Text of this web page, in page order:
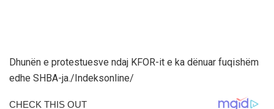
Dhunën e protestuesve ndaj KFOR-it e ka dënuar fuqishëm
edhe SHBA-ja./Indeksonline/